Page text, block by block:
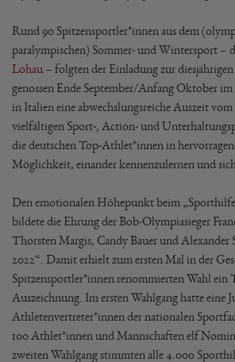
Rund 90 Spitzensportler*innen aus dem
paralympischen) Sommer- und Wintersport –
Lohau – folgten der Einladung zur
genossen Ende September/Anfang Oktober
in Italien eine abwechslungsreiche Auszeit
vielfältigen Sport-, Action- und
die deutschen Top-Athlet*innen in
Möglichkeit, einander kennenzulernen und sich
Den emotionalen Höhepunkt beim „Sporthilfe
bildete die Ehrung der Bob-Olympiasieger
Thorsten Margis, Candy Bauer und Alexander
2022“. Damit erhielt zum ersten Mal in der
Spitzensportler*innen renommierten Wahl ein
Auszeichnung. Im ersten Wahlgang hatte eine
Athletenvertreter*innen der nationalen
100 Athlet*innen und Mannschaften elf
zweiten Wahlgang stimmten alle 4.000